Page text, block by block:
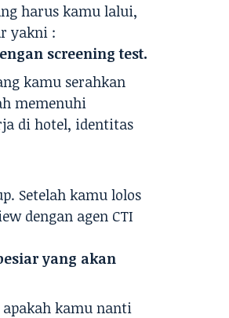
harus kamu lalui,
yakni :
screening test.
kamu serahkan
memenuhi
di hotel, identitas
Setelah kamu lolos
dengan agen CTI
yang akan
kamu nanti